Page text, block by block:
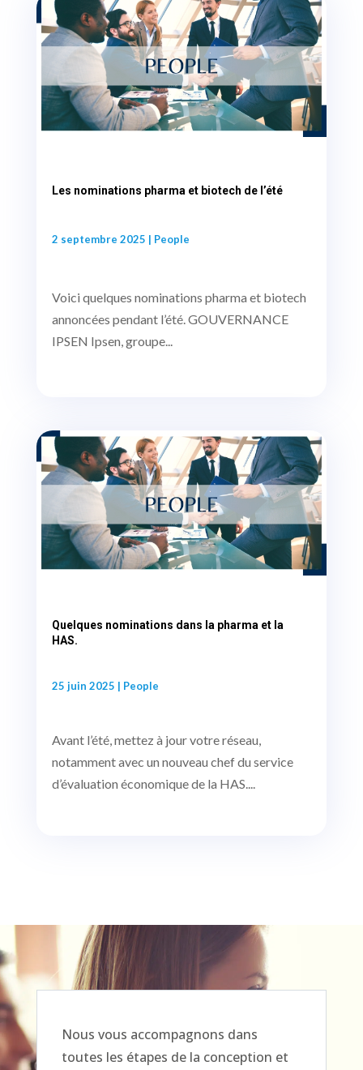
Les nominations pharma et biotech de l’été
2 septembre 2025 | People
Voici quelques nominations pharma et biotech
annoncées pendant l’été. GOUVERNANCE
IPSEN Ipsen, groupe...
Quelques nominations dans la pharma et la
HAS.
25 juin 2025 | People
Avant l’été, mettez à jour votre réseau,
notamment avec un nouveau chef du service
d’évaluation économique de la HAS....
Nous vous accompagnons dans
toutes les étapes de la conception et